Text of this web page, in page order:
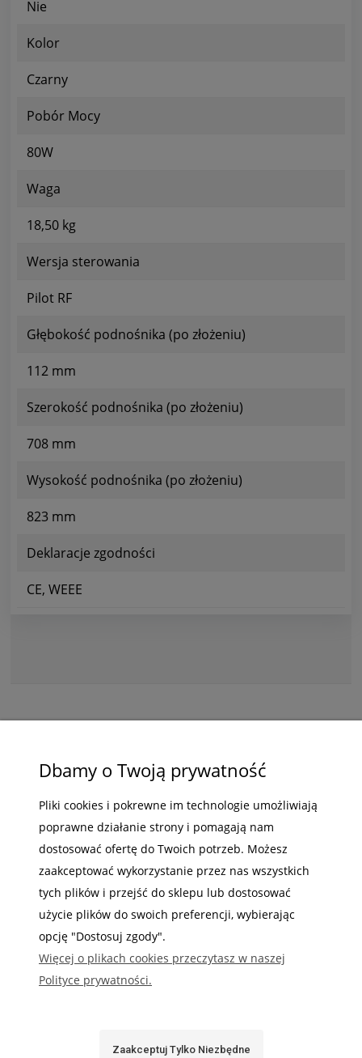
Nie
Kolor
Czarny
Pobór Mocy
80W
Waga
18,50 kg
Wersja sterowania
Pilot RF
Głębokość podnośnika (po złożeniu)
112 mm
Szerokość podnośnika (po złożeniu)
708 mm
Wysokość podnośnika (po złożeniu)
823 mm
Deklaracje zgodności
CE, WEEE
ZAKUPY
POMOC
MOJE KONTO
INFORMACJE
Gdzie nas możesz znaleźć
Dbamy o Twoją prywatność
Pliki cookies i pokrewne im technologie umożliwiają
poprawne działanie strony i pomagają nam
dostosować ofertę do Twoich potrzeb. Możesz
zaakceptować wykorzystanie przez nas wszystkich
tych plików i przejść do sklepu lub dostosować
użycie plików do swoich preferencji, wybierając
opcję "Dostosuj zgody".
Więcej o plikach cookies przeczytasz w naszej
Polityce prywatności.
Zaakceptuj Tylko Niezbędne